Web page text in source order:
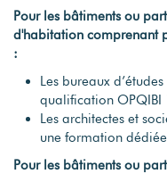
Pour les bâtiments ou
d'habitation comprenant
:
Les bureaux
qualification OPQIBI
Les architectes et
une formation
Pour les bâtiments ou